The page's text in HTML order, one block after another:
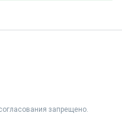
запрещено.